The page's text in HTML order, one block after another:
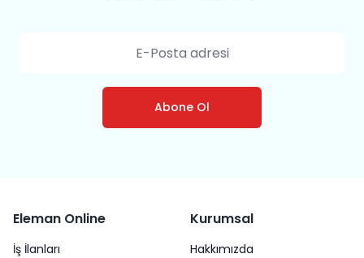
Abone Ol
Eleman Online
İş İlanları
Kurumsal
Hakkımızda